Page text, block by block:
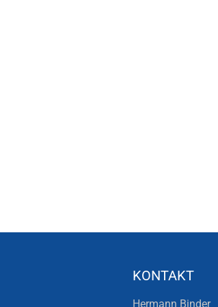
KONTAKT
Hermann Binder